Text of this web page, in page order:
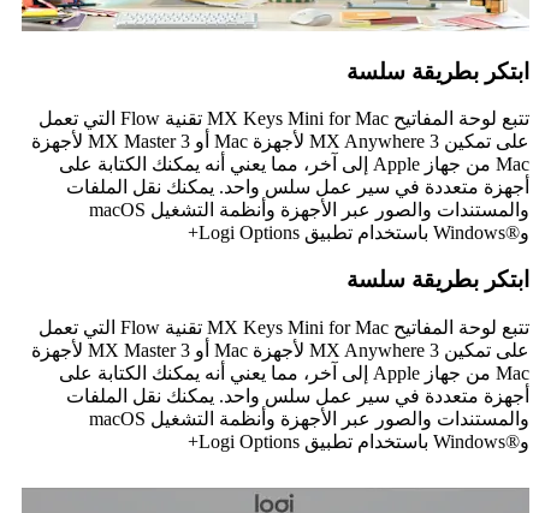
ابتكر بطريقة سلسة
تتبع لوحة المفاتيح MX Keys Mini for Mac تقنية Flow التي تعمل
على تمكين MX Anywhere 3 لأجهزة Mac أو MX Master 3 لأجهزة
Mac من جهاز Apple إلى آخر، مما يعني أنه يمكنك الكتابة على
أجهزة متعددة في سير عمل سلس واحد. يمكنك نقل الملفات
والمستندات والصور عبر الأجهزة وأنظمة التشغيل macOS
وWindows®‎ باستخدام تطبيق Logi Options+
ابتكر بطريقة سلسة
تتبع لوحة المفاتيح MX Keys Mini for Mac تقنية Flow التي تعمل
على تمكين MX Anywhere 3 لأجهزة Mac أو MX Master 3 لأجهزة
Mac من جهاز Apple إلى آخر، مما يعني أنه يمكنك الكتابة على
أجهزة متعددة في سير عمل سلس واحد. يمكنك نقل الملفات
والمستندات والصور عبر الأجهزة وأنظمة التشغيل macOS
وWindows®‎ باستخدام تطبيق Logi Options+